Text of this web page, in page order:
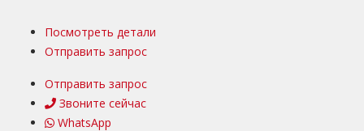
Посмотреть детали
Отправить запрос
Отправить запрос
Звоните сейчас
WhatsApp